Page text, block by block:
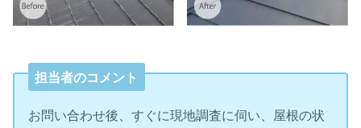
担当者のコメント
お問い合わせ後、すぐに現地調査に伺い、屋根の状